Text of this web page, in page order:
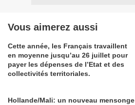
Vous aimerez aussi
Cette année, les Français travaillent
en moyenne jusqu’au 26 juillet pour
payer les dépenses de l’Etat et des
collectivités territoriales.
Hollande/Mali: un nouveau mensonge